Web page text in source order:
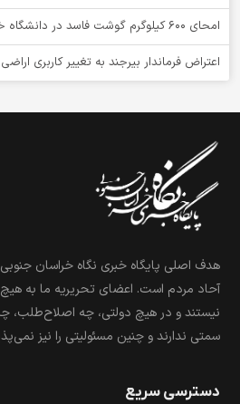
امحای ۶۰۰ کیلوگرم گوشت فاسد در دانشگاه خراسان‌جنوبی
اعتراض فرماندار بیرجند به تغییر کاربری اراضی
هدف اصلی پایگاه خبری نگاه خراسان
آحاد مردم است. اعضای تحریریه ما به
نیستند و در هیچ دولتی، چه اصلاح‌طلب، چه
سمتی ندارند و چنین مسئولیتی را نیز
دسترسی سریع